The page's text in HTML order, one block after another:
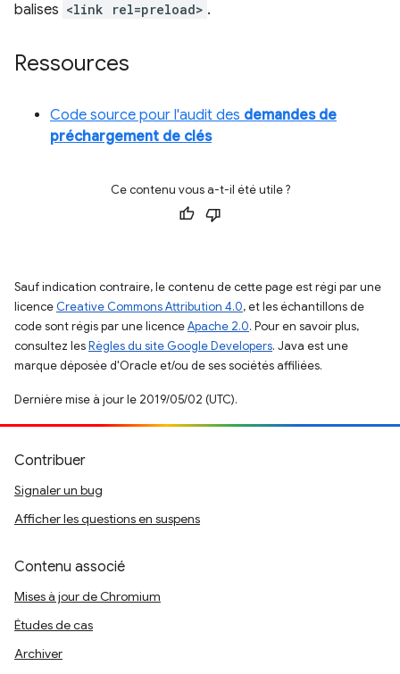
balises <link rel=preload> .
Ressources
Code source pour l'audit des demandes de
préchargement de clés
Ce contenu vous a-t-il été utile ?
Sauf indication contraire, le contenu de cette page est régi par une
licence Creative Commons Attribution 4.0, et les échantillons de
code sont régis par une licenceApache 2.0. Pour en savoir plus,
consultez lesRègles du site Google Developers. Java est une
marque déposée d'Oracle et/ou de ses sociétés affiliées.
Dernière mise à jour le 2019/05/02 (UTC).
Contribuer
Signaler un bug
Afficher les questions en suspens
Contenu associé
Mises à jour de Chromium
Études de cas
Archiver